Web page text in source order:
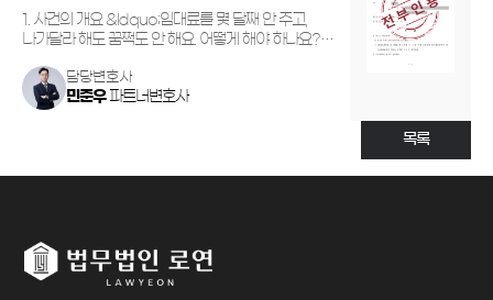
임차인 퇴거시킨 결과
1. 사건의 개요 &ldquo;임대료를 몇 달째 안 주고,
나가달라 해도 꿈쩍도 안 해요. 어떻게 해야 하나요?
소유하고 있는 임대인이었습니다. 처음에는 원활했던
임대차관계였지만, 시간이 지나며 임차인의 월세 연체가
담당변호사
민준우파트너변호사
목록